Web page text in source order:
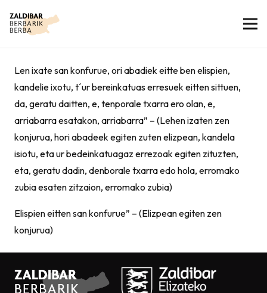
Len ixate san konfurue, ori abadiek eitte ben elispien,
kandelie ixotu, t´ur bereinkatuas erresuek eitten sittuen,
da, geratu daitten, e, tenporale txarra ero olan, e,
arriabarra esatakon, arriabarra” – (Lehen izaten zen
konjurua, hori abadeek egiten zuten elizpean, kandela
isiotu, eta ur bedeinkatuagaz errezoak egiten zituzten,
eta, geratu dadin, denborale txarra edo hola, erromako
zubia esaten zitzaion, erromako zubia)
Elispien eitten san konfurue” – (Elizpean egiten zen
konjurua)